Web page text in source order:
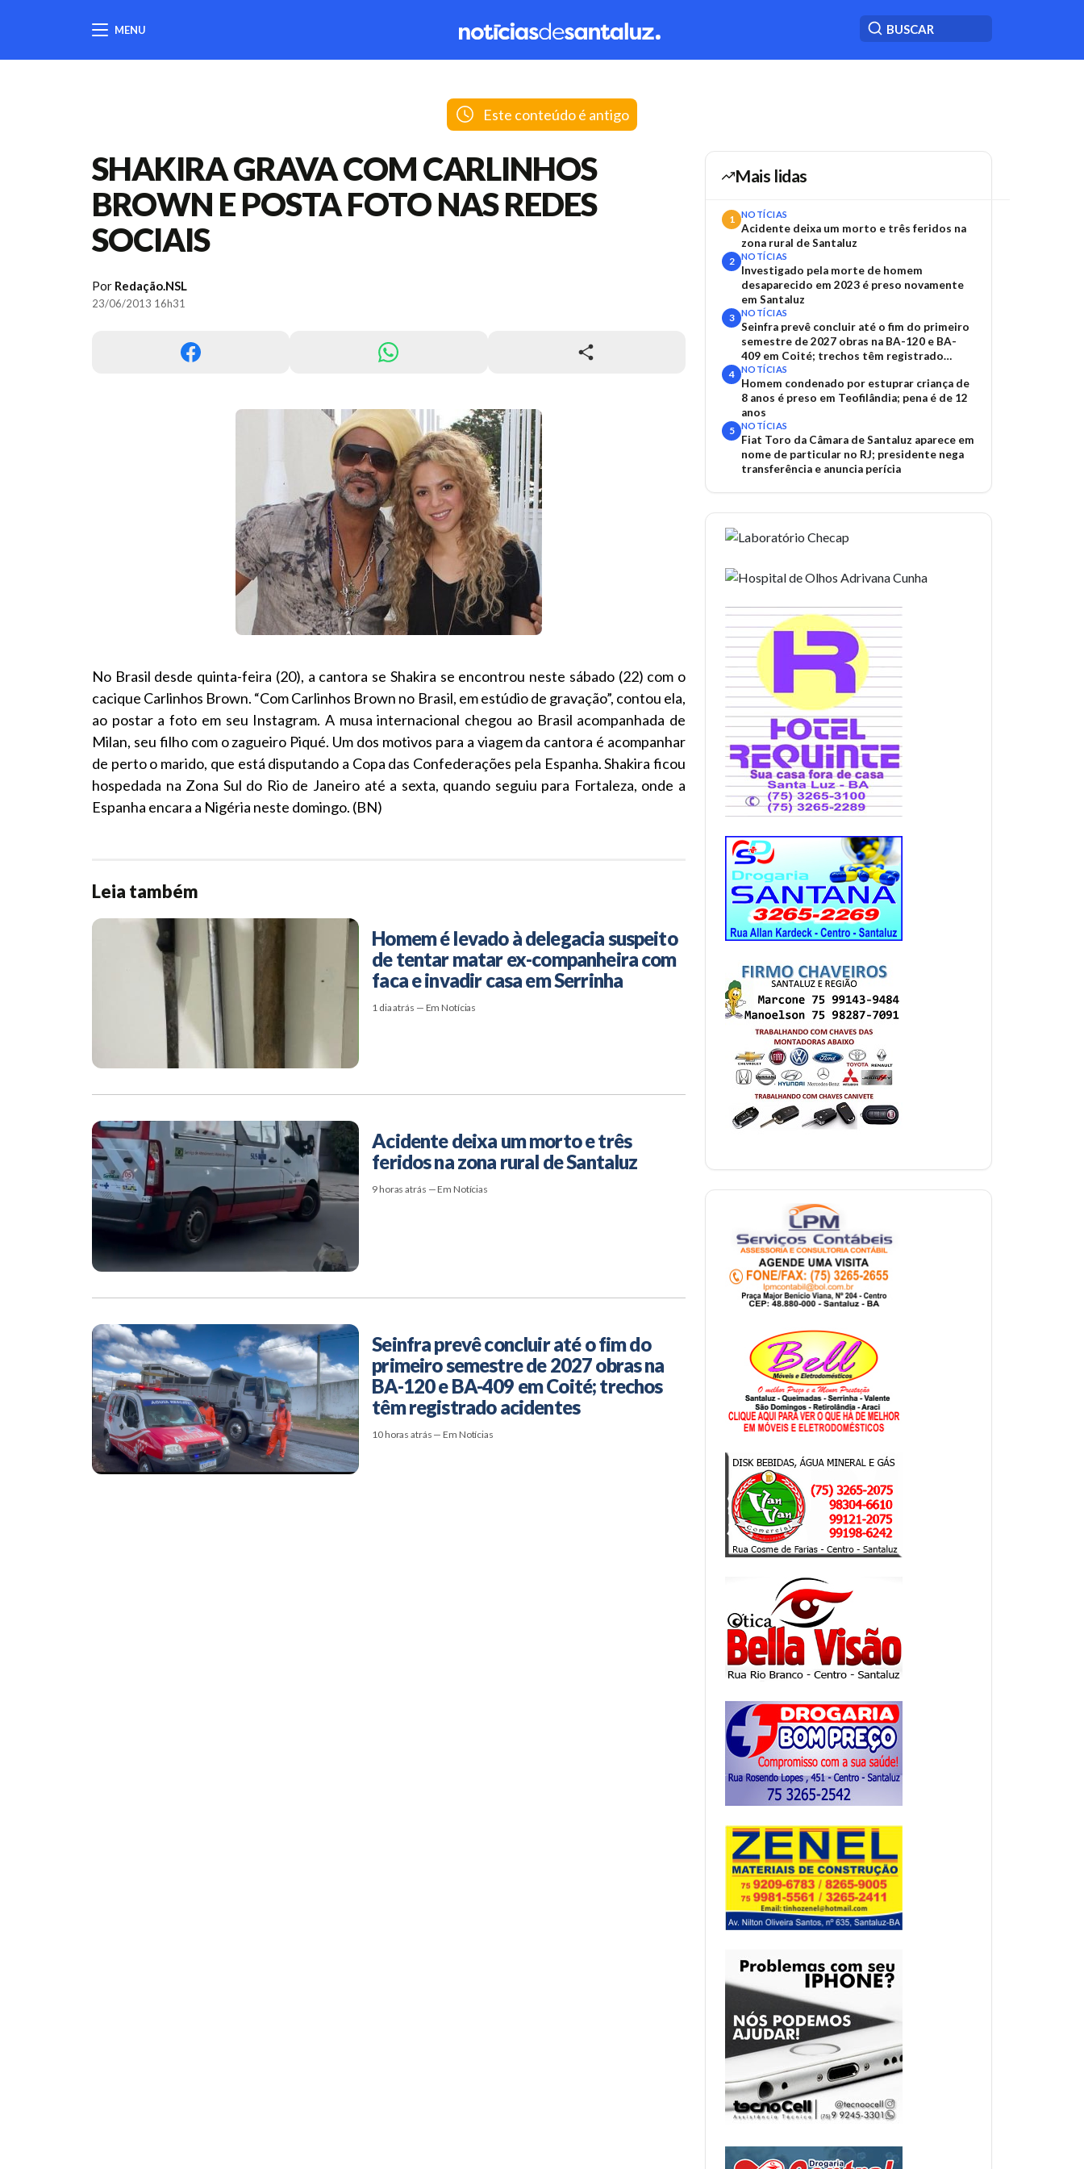
MENU
Este conteúdo é antigo
SHAKIRA GRAVA COM CARLINHOS
BROWN E POSTA FOTO NAS REDES
SOCIAIS
Por Redação.NSL
23/06/2013 16h31
No Brasil desde quinta-feira (20), a cantora se Shakira se encontrou neste sábado (22) com o
cacique Carlinhos Brown. “Com Carlinhos Brown no Brasil, em estúdio de gravação”, contou ela,
ao postar a foto em seu Instagram. A musa internacional chegou ao Brasil acompanhada de
Milan, seu filho com o zagueiro Piqué. Um dos motivos para a viagem da cantora é acompanhar
de perto o marido, que está disputando a Copa das Confederações pela Espanha. Shakira ficou
hospedada na Zona Sul do Rio de Janeiro até a sexta, quando seguiu para Fortaleza, onde a
Espanha encara a Nigéria neste domingo. (BN)
Leia também
Homem é levado à delegacia suspeito
de tentar matar ex-companheira com
faca e invadir casa em Serrinha
1 dia atrás — Em Notícias
Acidente deixa um morto e três
feridos na zona rural de Santaluz
9 horas atrás — Em Notícias
Seinfra prevê concluir até o fim do
primeiro semestre de 2027 obras na
BA-120 e BA-409 em Coité; trechos
têm registrado acidentes
10 horas atrás — Em Notícias
Mais lidas
1 NOTÍCIAS
Acidente deixa um morto e três feridos na
zona rural de Santaluz
2 NOTÍCIAS
Investigado pela morte de homem
desaparecido em 2023 é preso novamente
em Santaluz
3 NOTÍCIAS
Seinfra prevê concluir até o fim do primeiro
semestre de 2027 obras na BA-120 e BA-
409 em Coité; trechos têm registrado
acidentes
4 NOTÍCIAS
Homem condenado por estuprar criança de
8 anos é preso em Teofilândia; pena é de 12
anos
5 NOTÍCIAS
Fiat Toro da Câmara de Santaluz aparece em
nome de particular no RJ; presidente nega
transferência e anuncia perícia